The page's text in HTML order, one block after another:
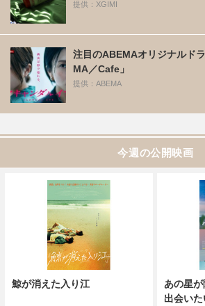
提供：XGIMI
注目のABEMAオリジナルド
MA／Cafe」
提供：ABEMA
今週の公開映画
鯨が消えた入り江
あの星
出会いた